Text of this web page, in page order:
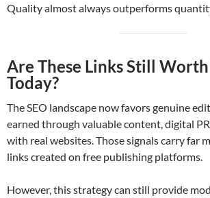
Quality almost always outperforms
Are These Links Still
Today?
The SEO landscape now favors genuine
earned through valuable content, digital
with real websites. Those signals carry far
links created on free publishing platforms.
However, this strategy can still provide